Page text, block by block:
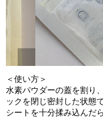
＜使い方＞
水素パウダーの蓋を割り
ックを閉じ密封した状態
シートを十分揉み込んだ